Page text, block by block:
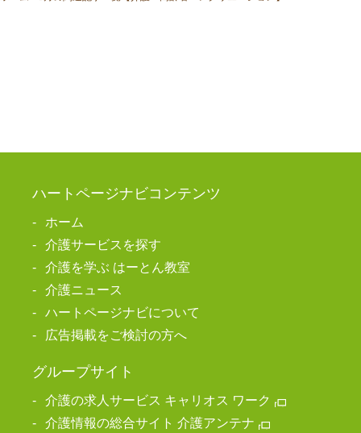
ハートページナビコンテンツ
ホーム
介護サービスを探す
介護を学ぶ はーとん教室
介護ニュース
ハートページナビについて
広告掲載をご検討の方へ
グループサイト
介護の求人サービス キャリオス ワーク
介護情報の総合サイト 介護アンテナ